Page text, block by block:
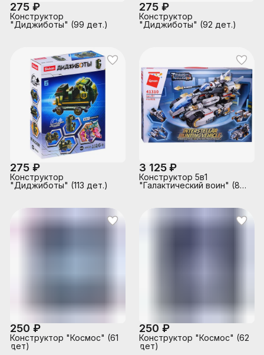
275 ₽
Конструктор
"Диджиботы" (99 дет.)
275 ₽
Конструктор
"Диджиботы" (92 дет.)
275 ₽
Конструктор
"Диджиботы" (113 дет.)
3 125 ₽
Конструктор 5в1
"Галактический воин" (821
250 ₽
Конструктор "Космос" (61
дет)
250 ₽
Конструктор "Космос" (62
дет)